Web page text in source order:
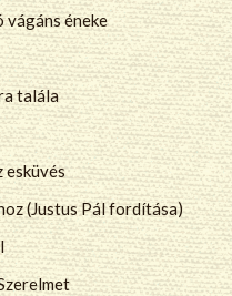
éneke
talála
esküvés
(Justus Pál fordítása)